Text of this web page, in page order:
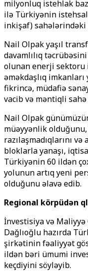
milyonluq istehlak
ilə Türkiyənin
inkişaf) sahələrindəki
Nail Olpak yaşıl
davamlılıq
olunan enerji
əməkdaşlıq imkanları
fikrincə, müdafiə
vacib və məntiqli sahə
Nail Olpak
müəyyənlik
razılaşmadıqlarını
bloklarla yanaşı,
Türkiyənin 60 ildən
yolunun artıq yeni
olduğunu əlavə edib.
Regional körpüdən
İnvestisiya və
Dağlıoğlu hazırda
şirkətinin fəaliyyət
ildən bəri ümumi
keçdiyini söyləyib.